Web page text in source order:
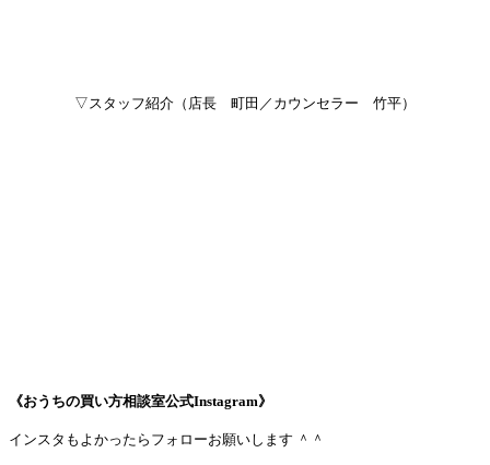
▽スタッフ紹介（店長 町田／カウンセラー 竹平）
《おうちの買い方相談室公式Instagram》
インスタもよかったらフォローお願いします ＾＾